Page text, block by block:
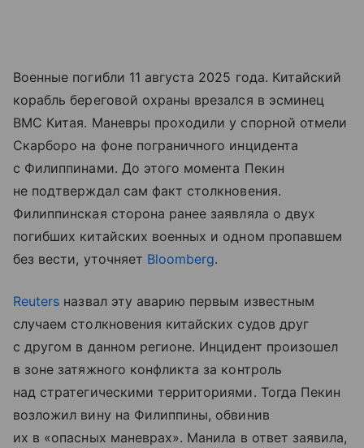
Военные погибли 11 августа 2025 года. Китайский
корабль береговой охраны врезался в эсминец
ВМС Китая. Маневры проходили у спорной отмели
Скарборо на фоне пограничного инцидента
с Филиппинами. До этого момента Пекин
не подтверждал сам факт столкновения.
Филиппинская сторона ранее заявляла о двух
погибших китайских военных и одном пропавшем
без вести, уточняет Bloomberg.
Reuters назвал эту аварию первым известным
случаем столкновения китайских судов друг
с другом в данном регионе. Инцидент произошел
в зоне затяжного конфликта за контроль
над стратегическими территориями. Тогда Пекин
возложил вину на Филиппины, обвинив
их в «опасных маневрах». Манила в ответ заявила,